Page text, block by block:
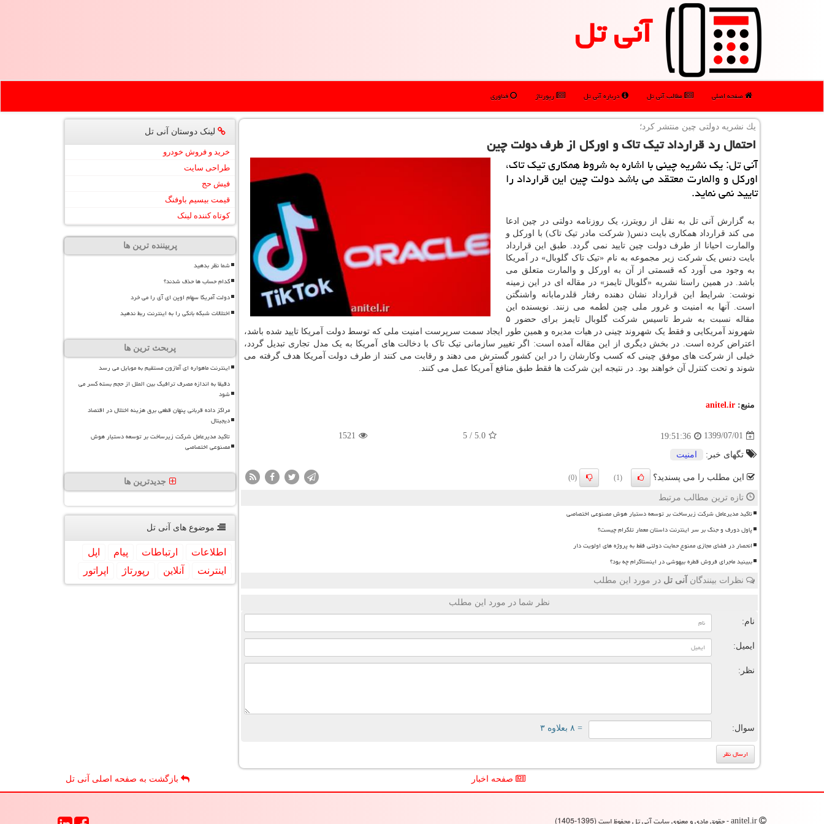
آنی تل
صفحه اصلی مطالب آنی تل درباره آنی تل رپورتاژ فناوری
یك نشریه دولتی چین منتشر كرد؛
احتمال رد قرارداد تیك تاك و اوركل از طرف دولت چین
آنی تل: یك نشریه چینی با اشاره به شروط همكاری تیك تاك،
اوركل و والمارت معتقد می باشد دولت چین این قرارداد را
تایید نمی نماید.
به گزارش آنی تل به نقل از رویترز، یک روزنامه دولتی در چین ادعا
می کند قرارداد همکاری بایت دنس( شرکت مادر تیک تاک) با اورکل و
والمارت احیانا از طرف دولت چین تایید نمی گردد. طبق این قرارداد
بایت دنس یک شرکت زیر مجموعه به نام «تیک تاک گلوبال» در آمریکا
به وجود می آورد که قسمتی از آن به اورکل و والمارت متعلق می
باشد. در همین راستا نشریه «گلوبال تایمز» در مقاله ای در این زمینه
نوشت: شرایط این قرارداد نشان دهنده رفتار قلدرمابانه واشنگتن
است. آنها به امنیت و غرور ملی چین لطمه می زنند. نویسنده این
مقاله نسبت به شرط تاسیس شرکت گلوبال تایمز برای حضور ۵
شهروند آمریکایی و فقط یک شهروند چینی در هیات مدیره و همین طور ایجاد سمت سرپرست امنیت ملی که توسط دولت آمریکا تایید شده باشد،
اعتراض کرده است. در بخش دیگری از این مقاله آمده است: اگر تغییر سازمانی تیک تاک با دخالت های آمریکا به یک مدل تجاری تبدیل گردد،
خیلی از شرکت های موفق چینی که کسب وکارشان را در این کشور گسترش می دهند و رقابت می کنند از طرف دولت آمریکا هدف گرفته می
شوند و تحت کنترل آن خواهند بود. در نتیجه این شرکت ها فقط طبق منافع آمریکا عمل می کنند.
منبع: anitel.ir
1399/07/01
19:51:36
5.0
/
5
1521
تگهای خبر: امنیت
این مطلب را می پسندید؟ (1)
(0)
تازه ترین مطالب مرتبط
تاکید مدیرعامل شرکت زیرساخت بر توسعه دستیار هوش مصنوعی اختصاصی
پاول دورف و جنگ بر سر اینترنت داستان معمار تلگرام چیست؟
انحصار در فضای مجازی ممنوع حمایت دولتی فقط به پروژه های اولویت دار
ببینید ماجرای فروش قطره بیهوشی در اینستاگرام چه بود؟
نظرات بینندگان آنی تل در مورد این مطلب
نظر شما در مورد این مطلب
نام:
ایمیل:
نظر:
سوال: = ۸ بعلاوه ۳
لینک دوستان آنی تل
خرید و فروش خودرو
طراحی سایت
فیش حج
قیمت بیسیم باوفنگ
کوتاه کننده لینک
پربیننده ترین ها
شما نظر بدهید
کدام حساب ها حذف شدند؟
دولت آمریکا سهام اوپن ای آی را می خرد
اختلالات شبکه بانکی را به اینترنت ربط ندهید
پربحث ترین ها
اینترنت ماهواره ای آمازون مستقیم به موبایل می رسد
دقیقا به اندازه مصرف ترافیک بین الملل از حجم بسته کسر می
شود
مراکز داده قربانی پنهان قطعی برق هزینه اختلال در اقتصاد
دیجیتال
تاکید مدیرعامل شرکت زیرساخت بر توسعه دستیار هوش
مصنوعی اختصاصی
جدیدترین ها
موضوع های آنی تل
اطلاعات ارتباطات پیام
اپل
اینترنت
آنلاین رپورتاژ اپراتور
صفحه اخبار بازگشت به صفحه اصلی آنی تل